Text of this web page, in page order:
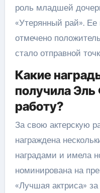
роль младшей
«Утерянный рай».
отмечено
стало отправной
Какие
получила Эль
работу?
За свою актерскую
награждена
наградами и имела
номинирована на
«Лучшая актриса»